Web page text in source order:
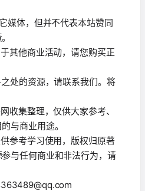
媒体，但并不代表本站赞同
其他商业活动，请您购买正
处的资源，请联系我们。将
收集整理，仅供大家参考、
与商业用途。
参考学习使用，版权归原著
与任何商业和非法行为，请